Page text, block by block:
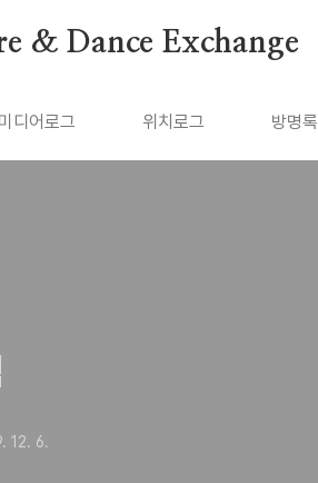
& Dance Exchange
미디어로그 위치로그 방명록
12. 6.